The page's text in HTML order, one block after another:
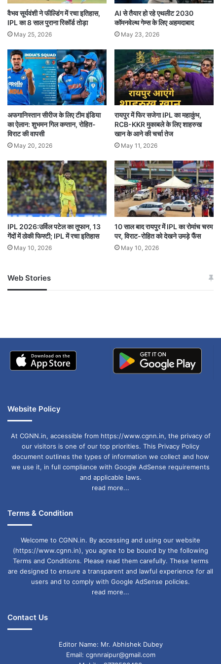
अनुमति नहीं थी। लेकिन अब खिलाड़ियों को राहत देते हुए
बीसीसीआई ने एक मैच के लिए परिवार को बुलाने की इजाजत
दे दी।
बीसीसीआई चेतावनी
बीसीसीआई कहा है कि खिलाड़ियों की पेशेवर प्रतिबद्धताओं
और संचालन की प्रभावशीलता सुनिश्चित करने के लिए लिया
गया है। हालांकि, बोर्ड ने यह भी साफ किया कि कोई भी
अपवाद या बदलाव चयन समिति के अध्यक्ष और हेड कोच की
पूर्व मंजूरी के बिना नहीं किया जा सकता।
BCCI Champions Trophy CRICKET
Rohit क्रिकेट
वैभव सूर्यवंशी ने फील्डिंग में रचा इतिहास,
IPL का 8 साल पुराना रिकॉर्ड तोड़ा
May 25, 2026
AI से तैयार हो रहे एथलीट 2030
कॉमनवेल्थ गेम्स के लिए अहमदाबाद
May 23, 2026
अफगानिस्तान सीरीज के लिए टीम इंडिया
का ऐलान: शुभमन गिल कप्तान, रोहित-
विराट की वापसी
May 20, 2026
रायपुर में फिर सजेगा IPL का महाकुंभ,
RCB-KKR मुकाबले के लिए शाहरुख
खान के आने की चर्चा तेज
May 11, 2026
IPL 2026:उर्विल पटेल का तूफान, 13
गेंदों में ठोकी फिफ्टी; IPL में रचा इतिहास
May 10, 2026
10 साल बाद रायपुर में IPL का रोमांच चरम
पर, विराट-रोहित को देखने उमड़े फैंस
May 10, 2026
Web Stories
जम्मू-कश्मीर में बारिश से
अपडेट
खाई में धक्का… आरोपियों ने
Website Policy
At CGNN.in, accessible from https://www.cgnn.in, the privacy of
our visitors is one of our top priorities. This Privacy Policy
document outlines the types of information we collect and how
we use it, in full compliance with Google AdSense requirements
and applicable laws.
read more...
Terms & Condition
Welcome to CGNN.in. By accessing and using our website
(https://www.cgnn.in), you agree to be bound by the following
Terms and Conditions. Please read them carefully. These terms
are designed to ensure a transparent and lawful experience for all
users and to comply with Google AdSense policies.
read more...
Contact Us
Editor Name: Mr. Abhishek Dubey
Email: cgnnraipur@gmail.com